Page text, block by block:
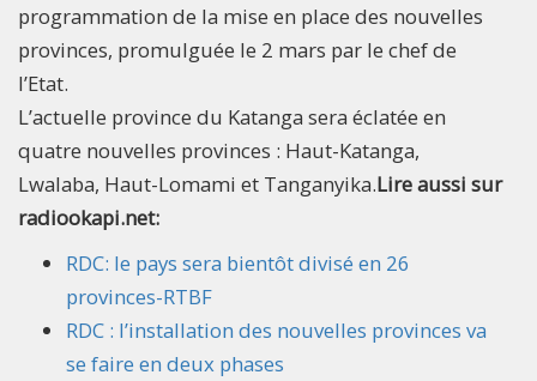
programmation de la mise en place des nouvelles
provinces, promulguée le 2 mars par le chef de
l’Etat.
L’actuelle province du Katanga sera éclatée en
quatre nouvelles provinces : Haut-Katanga,
Lwalaba, Haut-Lomami et Tanganyika.Lire aussi sur
radiookapi.net:
RDC: le pays sera bientôt divisé en 26
provinces-RTBF
RDC : l’installation des nouvelles provinces va
se faire en deux phases